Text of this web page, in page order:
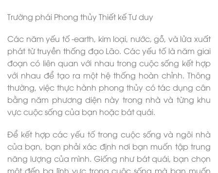
Trường phái Phong thủy Thiết kế Tư duy
Các năm yếu tố -earth, kim loại, nước, gỗ, và lửa xuất
phát từ truyền thống đạo Lão. Các yếu tố là năm giai
đoạn có liên quan với nhau trong cuộc sống kết hợp
với nhau để tạo ra một hệ thống hoàn chỉnh. Thông
thường, việc thực hành phong thủy có tác dụng cân
bằng năm phương diện này trong nhà và từng khu
vực cuộc sống của bạn hoặc bát quái.
Để kết hợp các yếu tố trong cuộc sống và ngôi nhà
của bạn, bạn phải xác định nơi bạn muốn tập trung
năng lượng của mình. Giống như bát quái, bạn chọn
một đến ba lĩnh vực trong cuộc sống mà bạn muốn